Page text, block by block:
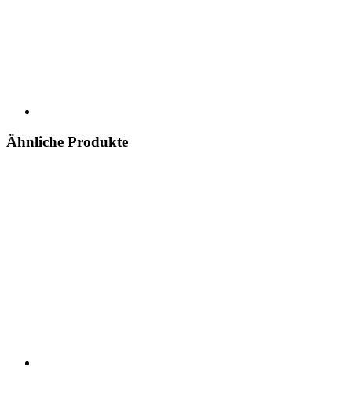
Ähnliche Produkte